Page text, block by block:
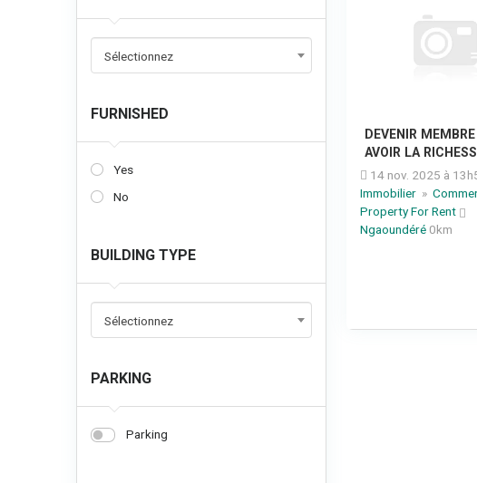
Sélectionnez
FURNISHED
Yes
No
BUILDING TYPE
Sélectionnez
PARKING
Parking
DEVENIR
AVOIR LA
14 nov. 2025 à
Immobilier »
Property For Rent
Ngaoundéré 0km